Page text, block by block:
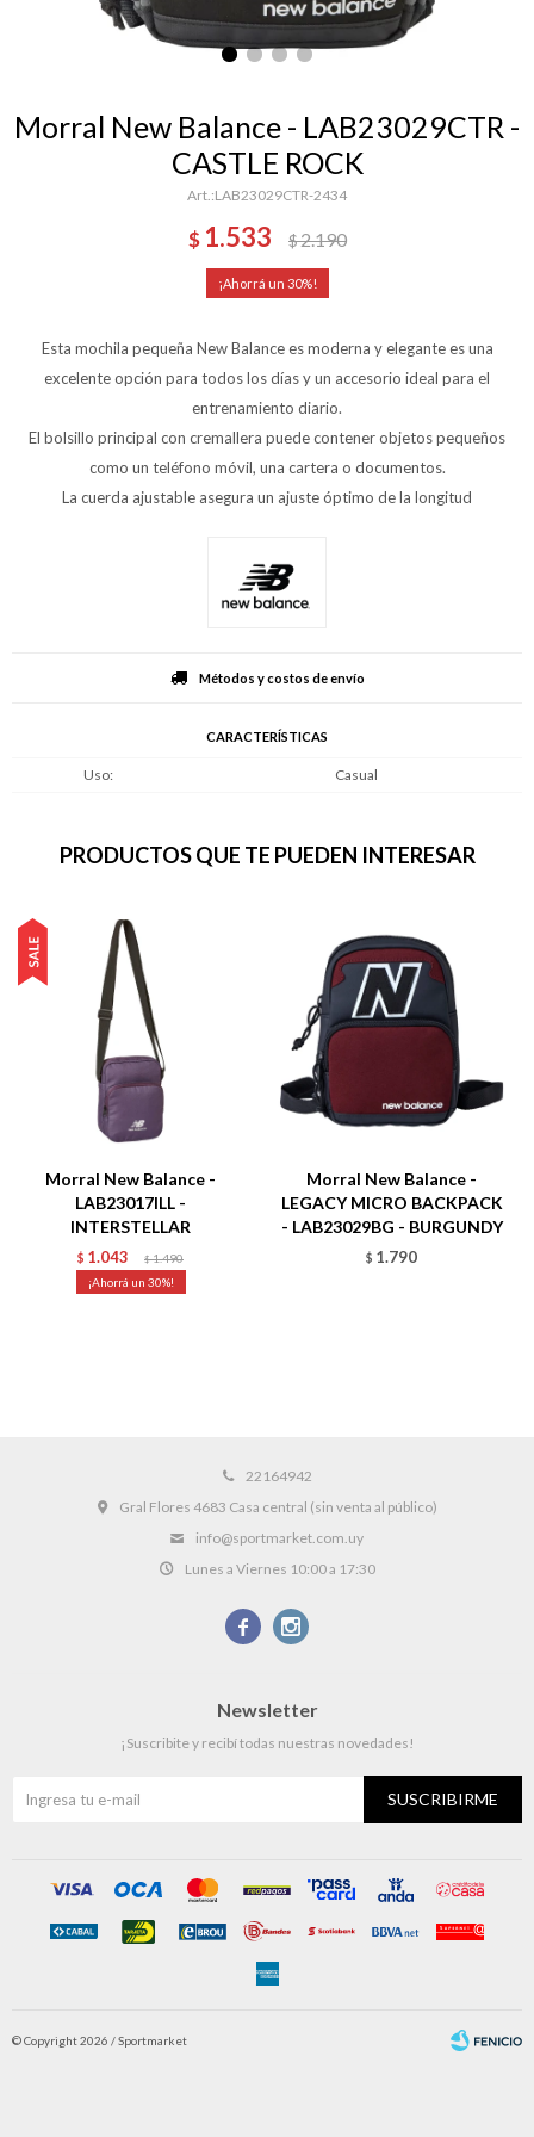
Morral New Balance - LAB23029CTR -
CASTLE ROCK
LAB23029CTR-2434
$ 1.533 $2.190
30
Esta mochila pequeña New Balance es moderna y elegante es una
excelente opción para todos los días y un accesorio ideal para el
entrenamiento diario.
El bolsillo principal con cremallera puede contener objetos pequeños
como un teléfono móvil, una cartera o documentos.
La cuerda ajustable asegura un ajuste óptimo de la longitud
Métodos y costos de envío
CARACTERÍSTICAS
Uso Casual
PRODUCTOS QUE TE PUEDEN INTERESAR
Morral New Balance -
LAB23017ILL -
INTERSTELLAR
$ 1.043 $ 1.490
30
Morral New Balance -
LEGACY MICRO BACKPACK
- LAB23029BG - BURGUNDY
$ 1.790
22164942
Gral Flores 4683 Casa central (sin venta al público)
info@sportmarket.com.uy
Lunes a Viernes 10:00 a 17:30
 
Newsletter
¡Suscribite y recibí todas nuestras novedades!
SUSCRIBIRME
© Copyright 2026 / Sportmarket